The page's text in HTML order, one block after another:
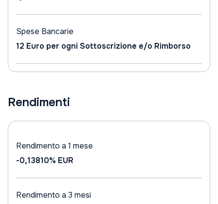
Spese Bancarie
12 Euro per ogni Sottoscrizione e/o Rimborso
Rendimenti
Rendimento a 1 mese
-0,13810% EUR
Rendimento a 3 mesi